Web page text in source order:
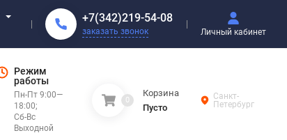
+7(342)219-54-08
заказать звонок Личный кабинет
Режим
работы
Пн-Пт 9:00—
18:00;
Сб-Вс
Выходной
0
Корзина
Пусто
Санкт-
Петербург